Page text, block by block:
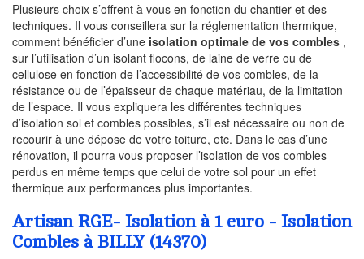
Plusieurs choix s’offrent à vous en fonction du chantier et des
techniques. Il vous conseillera sur la réglementation thermique,
comment bénéficier d’une isolation optimale de vos combles ,
sur l’utilisation d’un isolant flocons, de laine de verre ou de
cellulose en fonction de l’accessibilité de vos combles, de la
résistance ou de l’épaisseur de chaque matériau, de la limitation
de l’espace. Il vous expliquera les différentes techniques
d’isolation sol et combles possibles, s’il est nécessaire ou non de
recourir à une dépose de votre toiture, etc. Dans le cas d’une
rénovation, il pourra vous proposer l’isolation de vos combles
perdus en même temps que celui de votre sol pour un effet
thermique aux performances plus importantes.
Artisan RGE- Isolation à 1 euro - Isolation
Combles à BILLY (14370)